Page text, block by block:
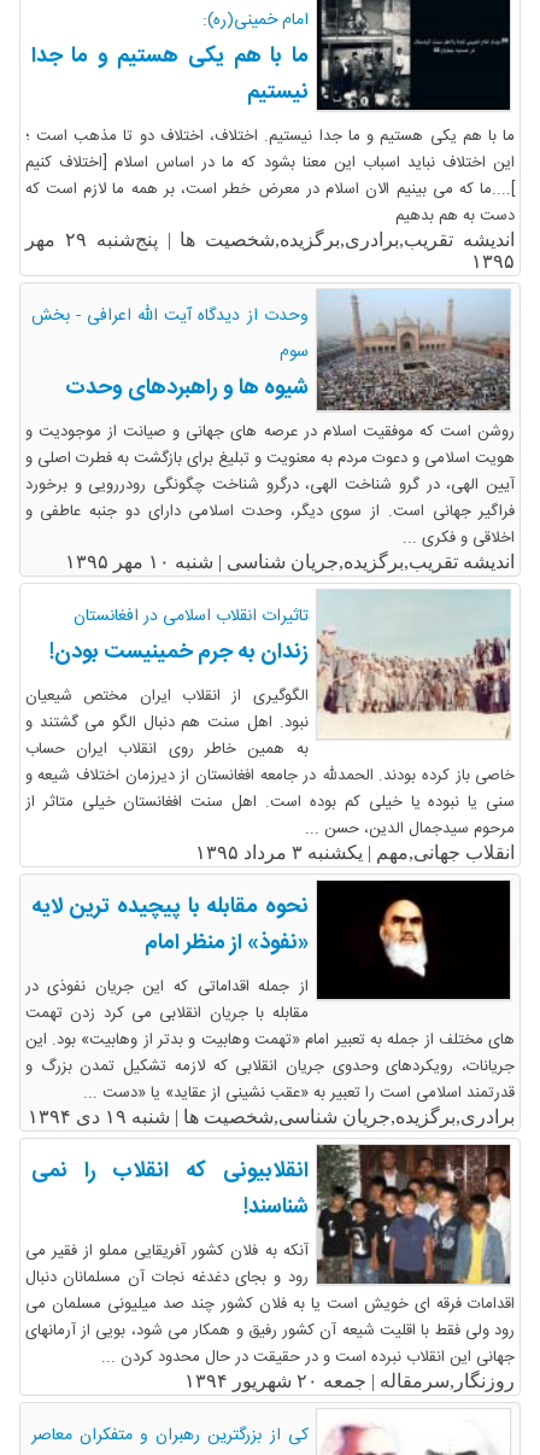
امام خمینی(ره):
ما با هم یکی هستیم و ما جدا
نیستیم
ما با هم یکی هستیم و ما جدا نیستیم. اختلاف، اختلاف دو تا مذهب است ؛
این اختلاف نباید اسباب این معنا بشود که ما در اساس اسلام [اختلاف کنیم
]....ما که می بینیم الان اسلام در معرض خطر است، بر همه ما لازم است که
دست به هم بدهیم
اندیشه تقریب,برادری,برگزیده,شخصیت ها |
پنج‌شنبه ۲۹ مهر
۱۳۹۵
وحدت از دیدگاه آیت الله اعرافی - بخش
سوم
شیوه ها و راهبردهای وحدت
روشن است که موفقیت اسلام در عرصه های جهانی و صیانت از موجودیت و
هویت اسلامی و دعوت مردم به معنویت و تبلیغ برای بازگشت به فطرت اصلی و
آیین الهی، در گرو شناخت الهی، درگرو شناخت چگونگی رودررویی و برخورد
فراگیر جهانی است. از سوی دیگر، وحدت اسلامی دارای دو جنبه عاطفی و
اخلاقی و فکری ...
اندیشه تقریب,برگزیده,جریان شناسی | شنبه ۱۰ مهر ۱۳۹۵
تاثیرات انقلاب اسلامی در افغانستان
زندان به جرم خمینیست بودن!
الگوگیری از انقلاب ایران مختص شیعیان
نبود. اهل سنت هم دنبال الگو می گشتند و
به همین خاطر روی انقلاب ایران حساب
خاصی باز کرده بودند. الحمدلله در جامعه افغانستان از دیرزمان اختلاف شیعه و
سنی یا نبوده یا خیلی کم بوده است. اهل سنت افغانستان خیلی متاثر از
مرحوم سیدجمال الدین، حسن ...
انقلاب جهانی,مهم | یکشنبه ۳ مرداد ۱۳۹۵
نحوه مقابله با پیچیده ترین لایه
«نفوذ» از منظر امام
از جمله اقداماتی که این جریان نفوذی در
مقابله با جریان انقلابی می کرد زدن تهمت
های مختلف از جمله به تعبیر امام «تهمت وهابیت و بدتر از وهابیت» بود. این
جریانات، رویکردهای وحدوی جریان انقلابی که لازمه تشکیل تمدن بزرگ و
قدرتمند اسلامی است را تعبیر به «عقب نشینی از عقاید» یا «دست ...
برادری,برگزیده,جریان شناسی,شخصیت ها | شنبه ۱۹ دی ۱۳۹۴
انقلابیونی که انقلاب را نمی
شناسند!
آنکه به فلان کشور آفریقایی مملو از فقیر می
رود و بجای دغدغه نجات آن مسلمانان دنبال
اقدامات فرقه ای خویش است یا به فلان کشور چند صد میلیونی مسلمان می
رود ولی فقط با اقلیت شیعه آن کشور رفیق و همکار می شود، بویی از آرمانهای
جهانی این انقلاب نبرده است و در حقیقت در حال محدود کردن ...
روزنگار,سرمقاله | جمعه ۲۰ شهریور ۱۳۹۴
کی از بزرگترین رهبران و متفکران معاصر